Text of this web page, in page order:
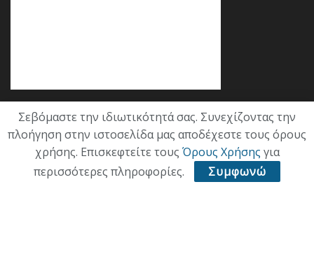
Κατηγορίες
ΕΠΙΚΑΙΡΟΤΗΤΑ
Σεβόμαστε την ιδιωτικότητά σας. Συνεχίζοντας την
πλοήγηση στην ιστοσελίδα μας αποδέχεστε τους όρους
χρήσης. Επισκεφτείτε τους Όρους Χρήσης για
περισσότερες πληροφορίες.
Συμφωνώ